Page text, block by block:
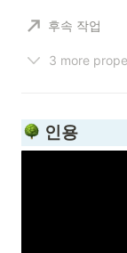
후속 작업
3 more
인용